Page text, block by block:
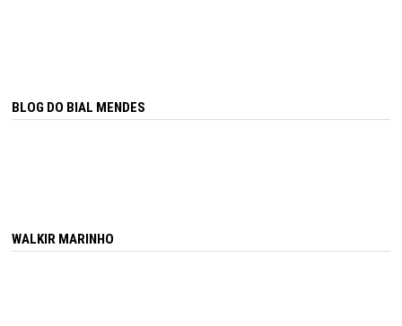
BLOG DO BIAL MENDES
WALKIR MARINHO